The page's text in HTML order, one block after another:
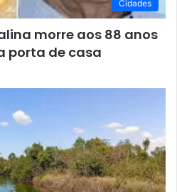
Cidades
morre aos 88 anos
porta de casa